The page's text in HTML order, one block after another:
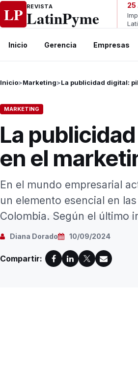
Ir al contenido
LP REVISTA
LatinPyme
25
Inicio Gerencia Empresas
Inicio>Marketing>La publicidad digital:
MARKETING
La
en el
En el mundo empresarial
un elemento esencial en
Colombia. Según el último
Diana Dorado 10/09/2024
Compartir: